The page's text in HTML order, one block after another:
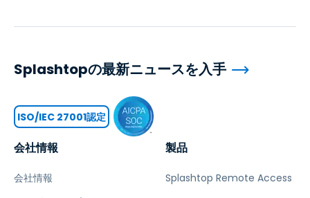
会社情報
会社情報
製品
Splashtop Remote Access
Splashtopの最新ニュースを入手
ISO/IEC 27001認定